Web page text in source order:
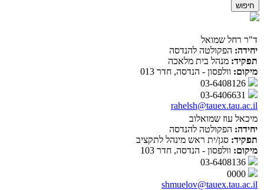
ד"ר רחל שמואל
יחידה: הפקולטה להנדסה
תפקיד: מנהל בית מלאכה
מיקום: וולפסון - הנדסה, חדר 013
rahelsh@tauex.tau.ac.il
מיכאל עוז שמואלוב
יחידה: הפקולטה להנדסה
תפקיד: סגן/ית ראש מינהל לתקציב
מיקום: וולפסון - הנדסה, חדר 103
shmuelov@tauex.tau.ac.il